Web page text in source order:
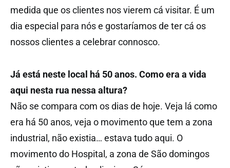
medida que os clientes nos vierem cá visitar. É um
dia especial para nós e gostaríamos de ter cá os
nossos clientes a celebrar connosco.
Já está neste local há 50 anos. Como era a vida
aqui nesta rua nessa altura?
Não se compara com os dias de hoje. Veja lá como
era há 50 anos, veja o movimento que tem a zona
industrial, não existia… estava tudo aqui. O
movimento do Hospital, a zona de São domingos